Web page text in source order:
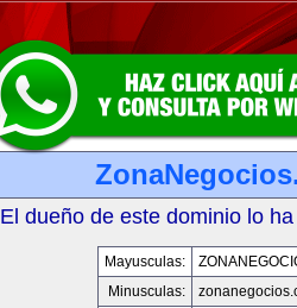
El dueño de este dominio lo
Mayusculas:
Minusculas: